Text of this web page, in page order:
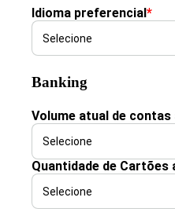
Idioma preferencial*
Banking
Volume atual de contas
Quantidade de